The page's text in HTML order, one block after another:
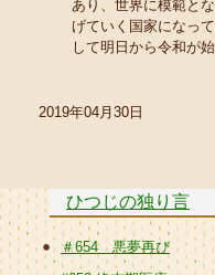
あり、世界に模範と
げていく国家になっ
して明日から令和が
2019年04月30日
ひつじの独り言
＃654 悪夢再び